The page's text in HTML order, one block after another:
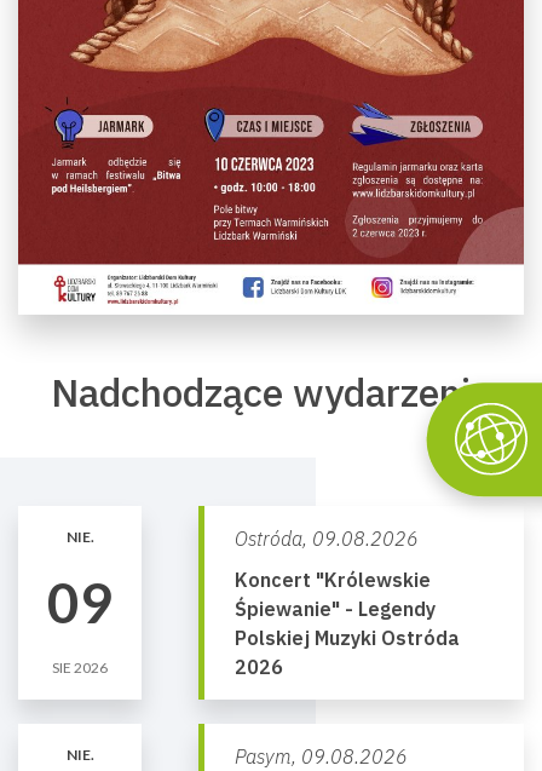
Nadchodzące wydarzenia
NIE.
09
SIE 2026
Ostróda, 09.08.2026
Koncert "Królewskie
Śpiewanie" - Legendy
Polskiej Muzyki Ostróda
2026
NIE. Pasym, 09.08.2026